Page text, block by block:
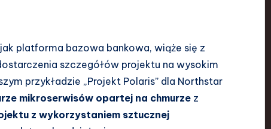
platforma bazowa bankowa, wiąże się z
szczegółów projektu na wysokim
przykładzie „Projekt Polaris” dla Northstar
mikroserwisów opartej na chmurze z
z wykorzystaniem sztucznej